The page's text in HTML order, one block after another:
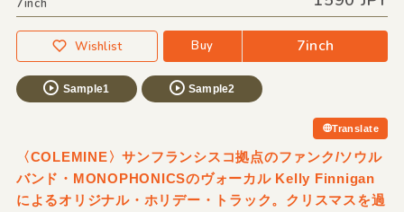
7inch
Wishlist Buy 7inch
Sample1 Sample2
Translate
〈COLEMINE〉サンフランシスコ拠点のファンク/ソウル
バンド・MONOPHONICSのヴォーカル Kelly Finnigan
によるオリジナル・ホリデー・トラック。クリスマスを過